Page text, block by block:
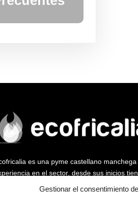
Gestionar el consentimiento
es una pyme castellano
en el sector, desde sus inicios
que fue empresa pionera en abrir un